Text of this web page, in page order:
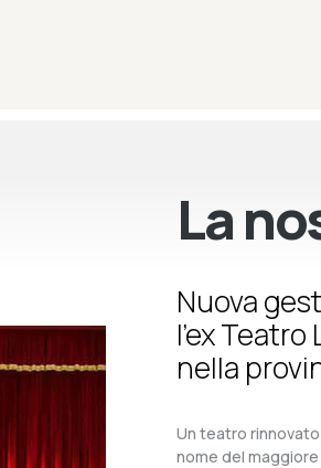
La
Nuova
l’ex
nella
Un teatro rinnovato
nome del